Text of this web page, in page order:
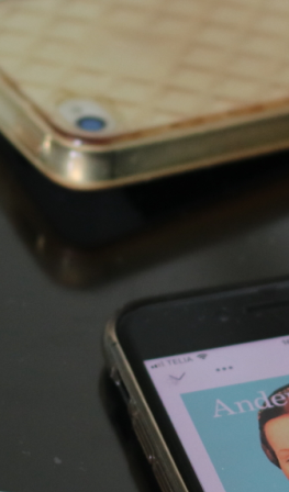
Kvinnors liv
Kärlek
Läsa Mord Nobelpriset
Nyutkommet Personligt Poesi
& samhälle
Ungdomsböcker
Utläst Vill läsa